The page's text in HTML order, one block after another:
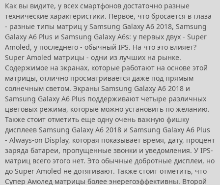
Как вы видите, у всех смартфонов достаточно разные
технические характеристики. Первое, что бросается в глаза
- разные типы матриц у Samsung Galaxy A6 2018, Samsung
Galaxy A6 Plus и Samsung Galaxy A6s: у первых двух - Super
Amoled, у последнего - обычный IPS. На что это влияет?
Super Amoled матрицы - одни из лучших на рынке.
Содержимое на экранах, которые работают на основе этой
матрицы, отлично просматривается даже под прямым
солнечным светом. Экраны Samsung Galaxy A6 2018 и
Samsung Galaxy A6 Plus поддерживают четыре различных
цветовых режима, которые можно установить по желанию.
Также стоит отметить еще одну очень важную фишку
дисплеев Samsung Galaxy A6 2018 и Samsung Galaxy A6 Plus
- Always-on Display, которая показывает время, дату, процент
заряда батареи, пропущенные звонки и уведомления. У IPS-
матриц всего этого нет. Это обычные добротные дисплеи, но
до Super Amoled не дотягивают. Также стоит отметить, что
Супер Амолед матрицы более энерегоэффективны. Второй